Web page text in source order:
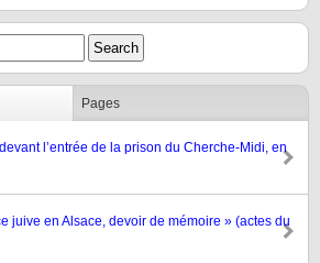
Pages
l’entrée de la prison du Cherche-Midi, en
juive en Alsace, devoir de mémoire » (actes du